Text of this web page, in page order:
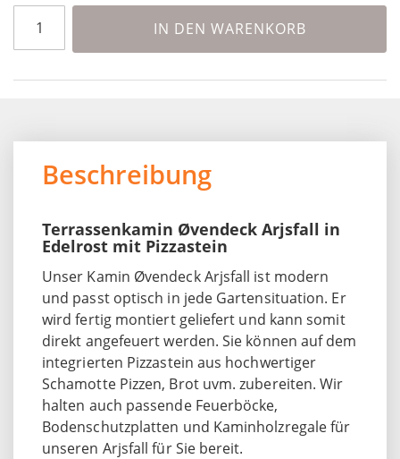
IN DEN WARENKORB
Beschreibung
Terrassenkamin Øvendeck Arjsfall in
Edelrost mit Pizzastein
Unser Kamin Øvendeck Arjsfall ist modern
und passt optisch in jede Gartensituation. Er
wird fertig montiert geliefert und kann somit
direkt angefeuert werden. Sie können auf dem
integrierten Pizzastein aus hochwertiger
Schamotte Pizzen, Brot uvm. zubereiten. Wir
halten auch passende Feuerböcke,
Bodenschutzplatten und Kaminholzregale für
unseren Arjsfall für Sie bereit.